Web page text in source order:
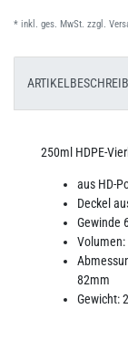
* inkl. ges. MwSt. zzgl.
250ml HDPE-
aus HD-
Deckel
Gewinde
82mm
Gewicht: